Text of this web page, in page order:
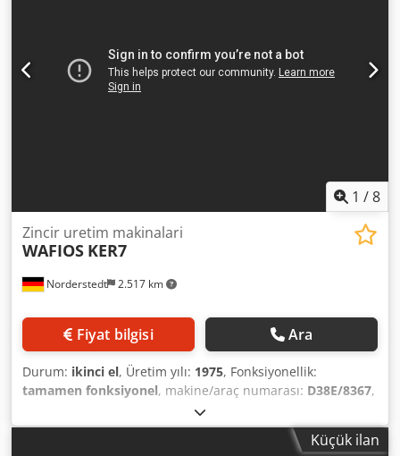
1 /8
Norderstedt 2.517 km
Zincir uretim makinalari
WAFIOS KER7
Fiyat bilgisi Ara
Durum: ikinci el, Üretim yılı: 1975, Fonksiyonellik:
tamamen fonksiyonel, makine/araç numarası: D38E/8367,
Teklif numarası: D38E/8367 Makine türü: zincir uretim
makinalari Marka: WAFIOS Tip: KER7 İmalat yılı: 1975
Dcjdpfswi Ubzjx Adiek Tel çapı aralığı: 10-16 mm Çekiş
Küçük ilan